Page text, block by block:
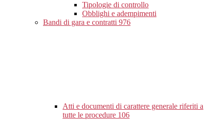
Tipologie di controllo
Obblighi e adempimenti
Bandi di gara e contratti 976
Atti e documenti di carattere generale riferiti a
tutte le procedure 106